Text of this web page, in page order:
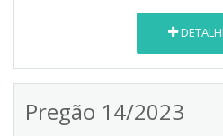
Pregão 14/2023